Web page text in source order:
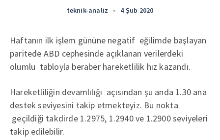
teknik-analiz • 4 Şub 2020
Haftanın ilk işlem gününe negatif eğilimde başlayan
paritede ABD cephesinde açıklanan verilerdeki
olumlu tabloyla beraber hareketlilik hız kazandı.
Hareketliliğin devamlılığı açısından şu anda 1.30 ana
destek seviyesini takip etmekteyiz. Bu nokta
geçildiği takdirde 1.2975, 1.2940 ve 1.2900 seviyeleri
takip edilebilir.